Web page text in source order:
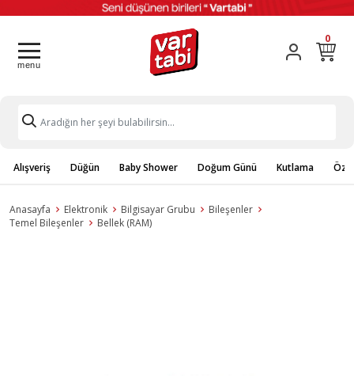
0
Alışveriş Düğün Baby Shower Doğum Günü Kutlama
Anasayfa Elektronik Bilgisayar Grubu
Bileşenler
Temel Bileşenler
Bellek (RAM)